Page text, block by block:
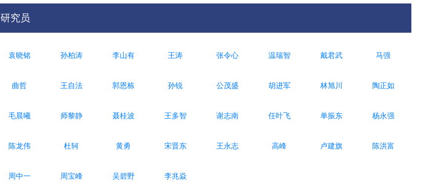
研究员
袁晓铭 孙柏涛 李山有 王涛 张令心 温瑞智 戴君武 马强
曲哲 王自法 郭恩栋 孙锐 公茂盛 胡进军 林旭川 陶正如
毛晨曦 师黎静 聂桂波 王多智 谢志南 任叶飞 单振东 杨永强
陈龙伟 杜轲 黄勇 宋晋东 王永志 高峰 卢建旗 陈洪富
周中一 周宝峰 吴碧野 李兆焱